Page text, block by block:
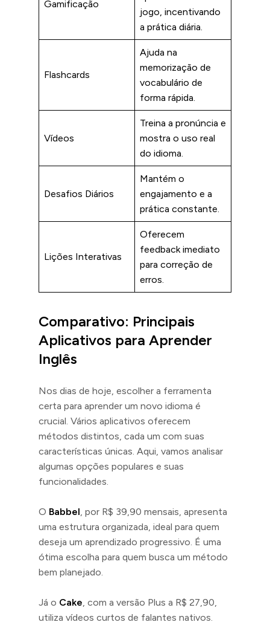
Gamificação
jogo, incentivando
a prática diária.
Flashcards
Ajuda na
memorização de
vocabulário de
forma rápida.
Vídeos
Treina a pronúncia e
mostra o uso real
do idioma.
Desafios Diários
Mantém o
engajamento e a
prática constante.
Lições Interativas
Oferecem
feedback imediato
para correção de
erros.
Comparativo: Principais
Aplicativos para Aprender
Inglês
Nos dias de hoje, escolher a ferramenta
certa para aprender um novo idioma é
crucial. Vários aplicativos oferecem
métodos distintos, cada um com suas
características únicas. Aqui, vamos analisar
algumas opções populares e suas
funcionalidades.
O Babbel , por R$ 39,90 mensais, apresenta
uma estrutura organizada, ideal para quem
deseja um aprendizado progressivo. É uma
ótima escolha para quem busca um método
bem planejado.
Já o Cake , com a versão Plus a R$ 27,90,
utiliza vídeos curtos de falantes nativos.